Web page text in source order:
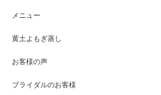
メニュー
黄土よもぎ蒸し
お客様の声
ブライダルのお客様